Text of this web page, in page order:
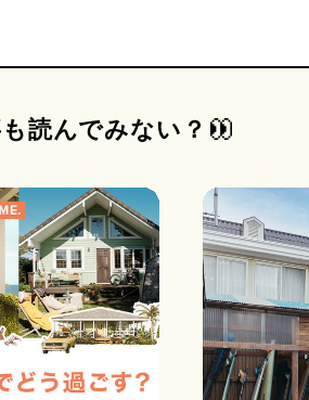
読んでみない？